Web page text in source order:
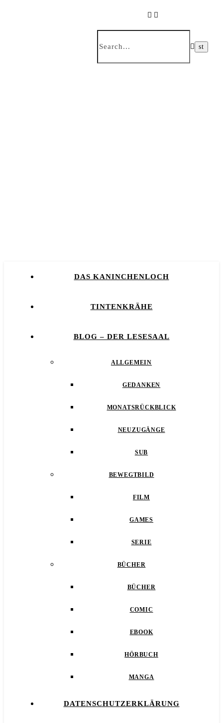
DAS KANINCHENLOCH
TINTENKRÄHE
BLOG – DER LESESAAL
ALLGEMEIN
GEDANKEN
MONATSRÜCKBLICK
NEUZUGÄNGE
SUB
BEWEGTBILD
FILM
GAMES
SERIE
BÜCHER
BÜCHER
COMIC
EBOOK
HÖRBUCH
MANGA
DATENSCHUTZERKLÄRUNG